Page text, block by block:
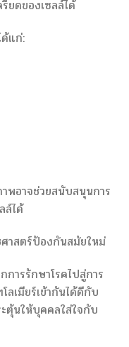
ยดของเซลล์ได้
แก่:
พอาจช่วยสนับสนุนการ
ล์ได้
ศาสตร์ป้องกันสมัยใหม่
ารรักษาโรคไปสู่การ
ลเมียร์เข้ากันได้ดีกับ
ตุ้นให้บุคคลใส่ใจกับ